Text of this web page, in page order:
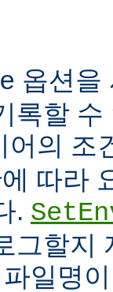
옵션을
록할 수
어의 조
따라
.
그할지
파일명